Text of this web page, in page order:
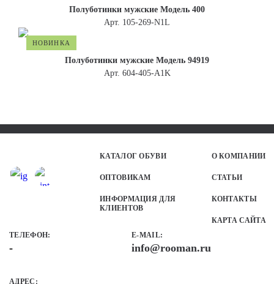
Полуботинки мужские Модель 400
Арт. 105-269-N1L
НОВИНКА
Полуботинки мужские Модель 94919
Арт. 604-405-A1K
КАТАЛОГ ОБУВИ
ОПТОВИКАМ
ИНФОРМАЦИЯ ДЛЯ
КЛИЕНТОВ
О КОМПАНИИ
СТАТЬИ
КОНТАКТЫ
КАРТА САЙТА
ТЕЛЕФОН:
-
E-MAIL:
info@rooman.ru
АДРЕС: